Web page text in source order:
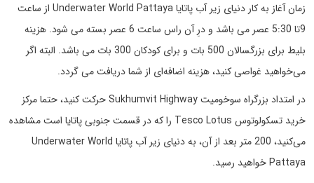
زمان آغاز به کار دنیای زیر آب پاتایا Underwater World Pattaya از ساعت
9تا 5:30 عصر می باشد و درِ آن راس ساعت 6 عصر بسته می شود. هزینه
بلیط برای بزرگسالان 500 بات و برای کودکان 300 بات می باشد. البته اگر
می‌خواهید غواصی کنید، هزینه اضافه‌ای از شما دریافت می گردد.
در امتداد بزرگراه سوخومیت Sukhumvit Highway حرکت کنید، حتما مرکز
خرید تسکولوتوس Tesco Lotus را که در قسمت جنوبی پاتایا است مشاهده
می‌کنید، 200 متر بعد از آن، به دنیای زیر آب پاتایا Underwater World
Pattaya خواهید رسید.